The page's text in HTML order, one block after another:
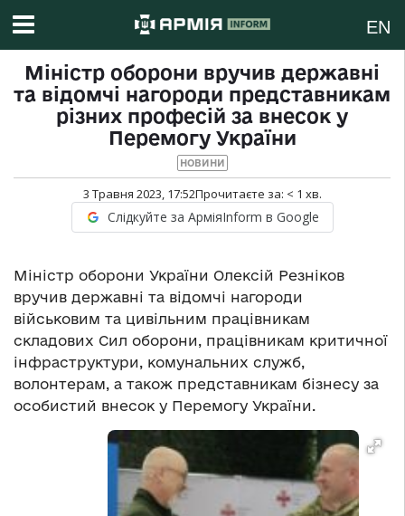
EN
Міністр оборони вручив державні
та відомчі нагороди представникам
різних професій за внесок у
Перемогу України
НОВИНИ
3 Травня 2023, 17:52Прочитаєте за: < 1 хв.
Слідкуйте за АрміяInform в Google
Міністр оборони України Олексій Резніков
вручив державні та відомчі нагороди
військовим та цивільним працівникам
складових Сил оборони, працівникам критичної
інфраструктури, комунальних служб,
волонтерам, а також представникам бізнесу за
особистий внесок у Перемогу України.